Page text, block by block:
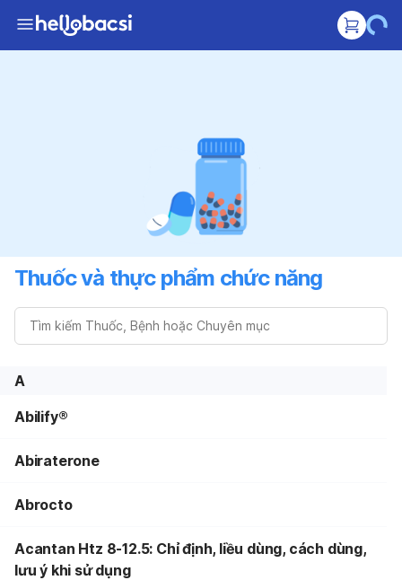
Thuốc và thực phẩm chức năng
A
Abilify®
Abiraterone
Abrocto
Acantan Htz 8-12.5: Chỉ định, liều dùng, cách dùng,
lưu ý khi sử dụng